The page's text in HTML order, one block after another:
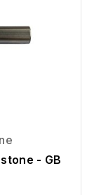
- GB